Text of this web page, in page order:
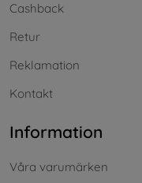
Cashback
Retur
Reklamation
Kontakt
Information
Våra varumärken